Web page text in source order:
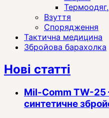
Взуття
Спорядження
Тактична медицина
Збройова барахолка
Нові статті
Mil-Comm TW-25
синтетичне